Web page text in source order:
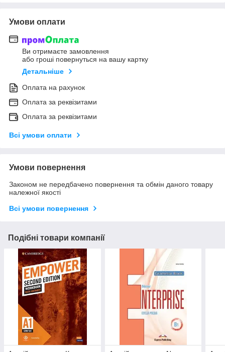
Умови оплати
Ви отримаєте замовлення
або гроші повернуться на вашу картку
Детальніше
Оплата на рахунок
Оплата за реквізитами
Оплата за реквізитами
Всі умови оплати
Умови повернення
Законом не передбачено повернення та обмін даного товару
належної якості
Всі умови повернення
Подібні товари компанії